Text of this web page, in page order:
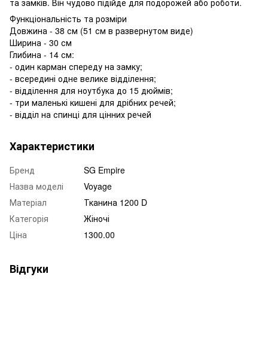
Функціональність та розміри
Довжина - 38 см (51 см в развернутом виде)
Ширина - 30 см
Глибина - 14 см:
- один карман спереду на замку;
- всередині одне велике відділення;
- відділення для ноутбука до 15 дюймів;
- три маленькі кишені для дрібних речей;
- відділ на спинці для цінних речей
Характеристики
Бренд
SG Empire
Назва моделі
Voyage
Матеріал
Тканина 1200 D
Категорія
Жіночі
Ціна
1300.00
Відгуки